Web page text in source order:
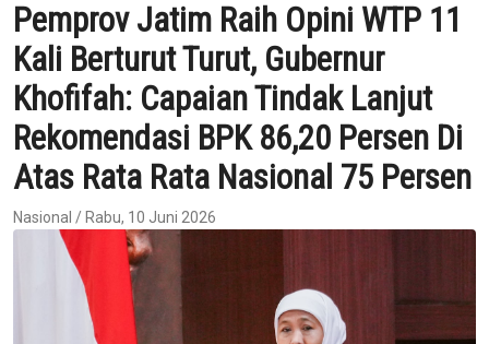
Pemprov Jatim Raih Opini WTP 11
Kali Berturut Turut, Gubernur
Khofifah: Capaian Tindak Lanjut
Rekomendasi BPK 86,20 Persen Di
Atas Rata Rata Nasional 75 Persen
Nasional / Rabu, 10 Juni 2026